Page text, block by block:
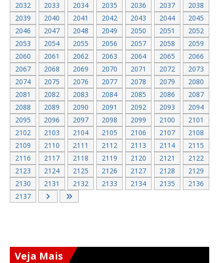
2032
2033 2034 2035 2036 2037
2038
2039
2040 2041 2042 2043 2044
2045
2046
2047 2048 2049 2050 2051
2052
2053
2054 2055 2056 2057 2058
2059
2060
2061 2062 2063 2064 2065
2066
2067
2068 2069 2070 2071 2072
2073
2074
2075 2076 2077 2078 2079
2080
2081
2082 2083 2084 2085 2086
2087
2088
2089 2090 2091 2092 2093
2094
2095
2096 2097 2098 2099 2100
2101
2102
2103 2104 2105 2106 2107
2108
2109
2110 2111 2112 2113 2114
2115
2116
2117 2118 2119 2120 2121
2122
2123
2124 2125 2126 2127 2128
2129
2130
2131 2132 2133 2134 2135
2136
2137
Veja Mais